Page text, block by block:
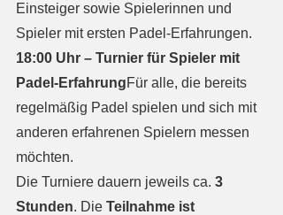
Einsteiger sowie Spielerinnen und
Spieler mit ersten Padel-Erfahrungen.
18:00 Uhr – Turnier für Spieler mit
Padel-ErfahrungFür alle, die bereits
regelmäßig Padel spielen und sich mit
anderen erfahrenen Spielern messen
möchten.
Die Turniere dauern jeweils ca. 3
Stunden. Die Teilnahme ist